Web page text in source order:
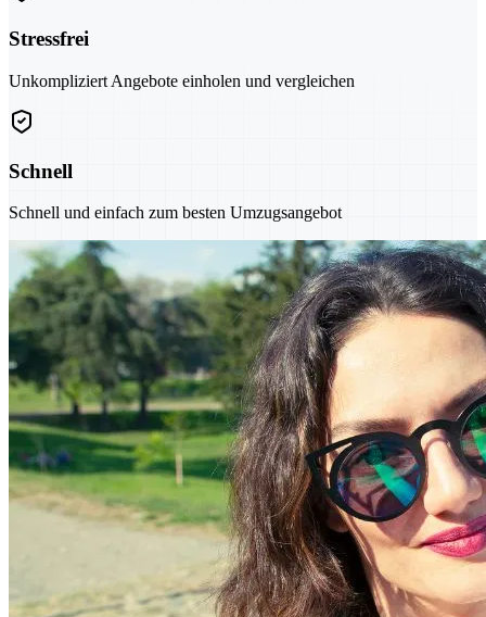
Stressfrei
Unkompliziert Angebote einholen und vergleichen
Schnell
Schnell und einfach zum besten Umzugsangebot